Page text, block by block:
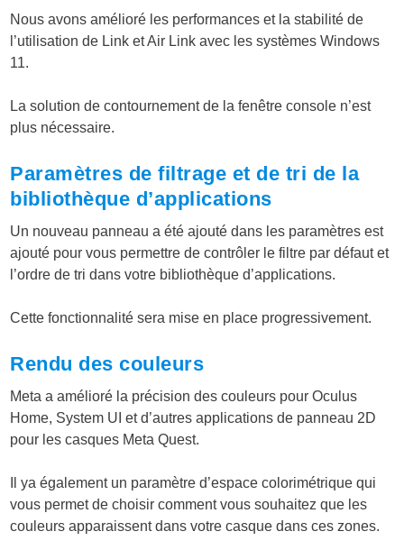
Nous avons amélioré les performances et la stabilité de
l’utilisation de Link et Air Link avec les systèmes Windows
11.
La solution de contournement de la fenêtre console n’est
plus nécessaire.
Paramètres de filtrage et de tri de la
bibliothèque d’applications
Un nouveau panneau a été ajouté dans les paramètres est
ajouté pour vous permettre de contrôler le filtre par défaut et
l’ordre de tri dans votre bibliothèque d’applications.
Cette fonctionnalité sera mise en place progressivement.
Rendu des couleurs
Meta a amélioré la précision des couleurs pour Oculus
Home, System UI et d’autres applications de panneau 2D
pour les casques Meta Quest.
Il ya également un paramètre d’espace colorimétrique qui
vous permet de choisir comment vous souhaitez que les
couleurs apparaissent dans votre casque dans ces zones.